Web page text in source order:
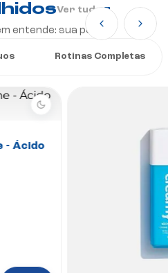
Ver tudo
entende: sua pele
Rotinas Completas
- Ácido